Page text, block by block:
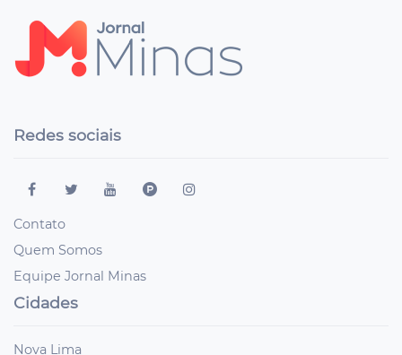
Redes sociais
Contato
Quem Somos
Equipe Jornal Minas
Cidades
Nova Lima